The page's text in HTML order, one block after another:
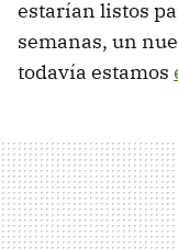
estarían listos
semanas, un
todavía estamos